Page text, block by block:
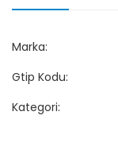
Marka:
Gtip Kodu:
Kategori: